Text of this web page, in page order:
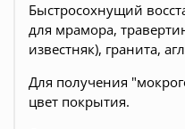
Быстросохнущий
для мрамора,
известняк), гранита,
Для получения
цвет покрытия.